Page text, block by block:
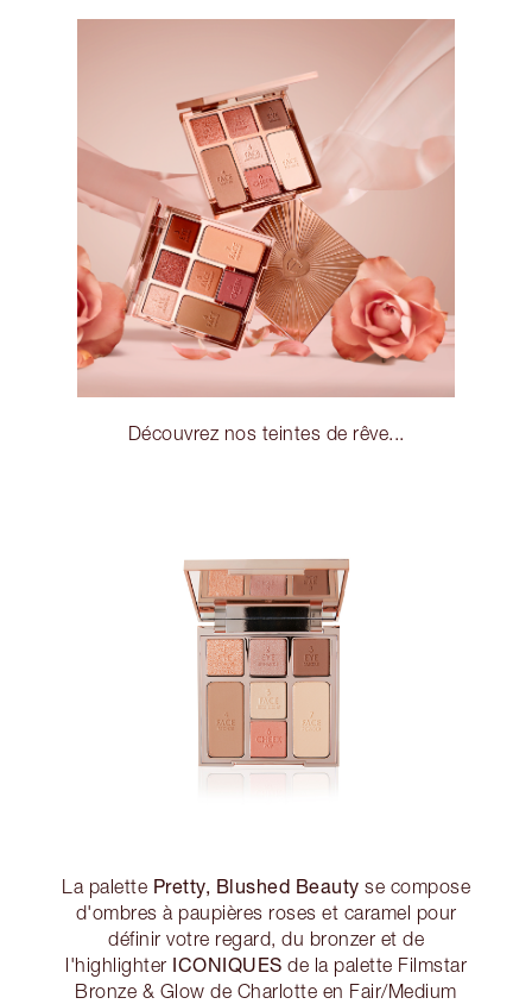
Découvrez nos teintes de rêve...
La palette Pretty, Blushed Beauty se compose
d'ombres à paupières roses et caramel pour
définir votre regard, du bronzer et de
l'highlighter ICONIQUES de la palette Filmstar
Bronze & Glow de Charlotte en Fair/Medium